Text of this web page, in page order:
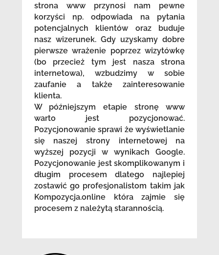
strona www przynosi nam pewne
korzyści np. odpowiada na pytania
potencjalnych klientów oraz buduje
nasz wizerunek. Gdy uzyskamy dobre
pierwsze wrażenie poprzez wizytówkę
(bo przecież tym jest nasza strona
internetowa), wzbudzimy w sobie
zaufanie a także zainteresowanie
klienta.
W późniejszym etapie stronę www
warto jest pozycjonować.
Pozycjonowanie sprawi że wyświetlanie
się naszej strony internetowej na
wyższej pozycji w wynikach Google.
Pozycjonowanie jest skomplikowanym i
długim procesem dlatego najlepiej
zostawić go profesjonalistom takim jak
Kompozycja.online która zajmie się
procesem z należytą starannością.